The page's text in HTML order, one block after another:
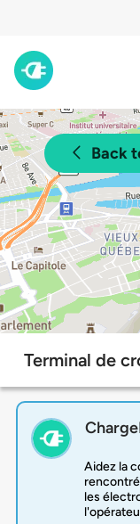
Back
Terminal de
Aidez la
les